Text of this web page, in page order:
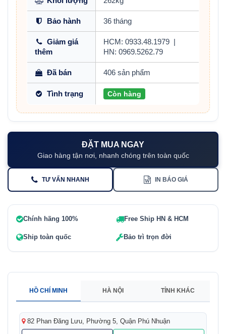
Bảo hành 36 tháng
Giảm giá
thêm
HCM: 0933.48.1979
HN: 0969.5262.79
Đã bán 406 sản phẩm
Tình trạng Còn hàng
ĐẶT MUA NGAY
Giao hàng tận nơi, nhanh chóng trên toàn quốc
TƯ VẤN NHANH IN BÁO GIÁ
Chính hãng 100% Free Ship HN & HCM
Ship toàn quốc Bảo trì trọn đời
HỒ CHÍ MINH HÀ NỘI TỈNH KHÁC
82 Phan Đăng Lưu, Phường 5, Quận Phú Nhuận